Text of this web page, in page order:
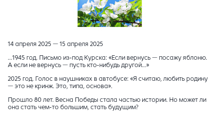
14 апреля 2025 — 15 апреля 2025
…1945 год. Письмо из-под Курска: «Если вернусь — посажу яблоню.
А если не вернусь — пусть кто-нибудь другой…»
2025 год. Голос в наушниках в автобусе: «Я считаю, любить родину
— это не кринж. Это, типа, основа».
Прошло 80 лет. Весна Победы стала частью истории. Но может ли
она стать чем-то большим, стать будущим?